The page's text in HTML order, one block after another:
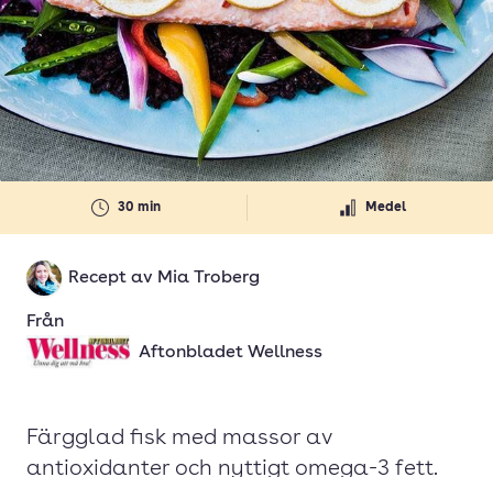
30 min Medel
Recept av Mia Troberg
Från
Aftonbladet Wellness
Färgglad fisk med massor av
antioxidanter och nyttigt omega-3 fett.